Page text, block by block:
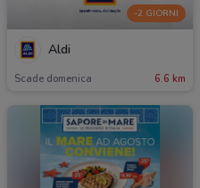
-2 GIORNI
Aldi
Scade domenica 6.6 km